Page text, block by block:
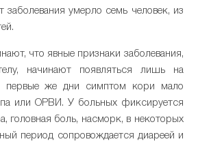
заболевания умерло семь человек, из
что явные признаки заболевания,
начинают появляться лишь на
первые же дни симптом кори мало
или ОРВИ. У больных фиксируется
головная боль, насморк, в некоторых
период сопровождается диареей и